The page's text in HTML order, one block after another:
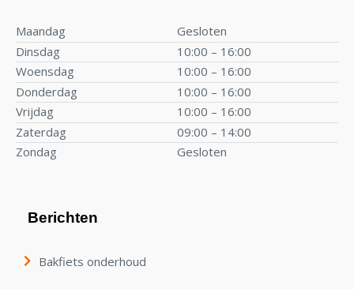
Maandag
Gesloten
Dinsdag
10:00 – 16:00
Woensdag
10:00 – 16:00
Donderdag
10:00 – 16:00
Vrijdag
10:00 – 16:00
Zaterdag
09:00 – 14:00
Zondag
Gesloten
Berichten
Bakfiets onderhoud